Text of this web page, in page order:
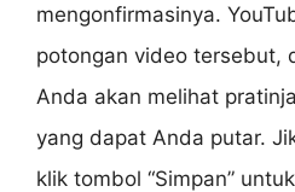
mengonfirmasinya.
potongan video tersebut,
Anda akan melihat
yang dapat Anda putar.
klik tombol “Simpan”